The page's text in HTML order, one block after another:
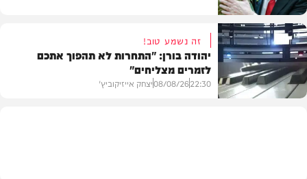
מדיני
זה נשמע טוב!
יהודה בורן: "התחרות לא תהפוך אתכם
לזמרים מצליחים"
22:30
08/08/26יצחק אייזיקוביץ'